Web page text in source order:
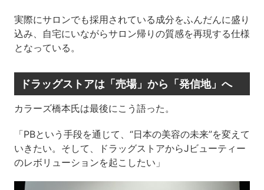
実際にサロンでも採用されている成分をふんだんに盛り
込み、自宅にいながらサロン帰りの質感を再現する仕様
となっている。
ドラッグストアは「売場」から「発信地」へ
カラーズ橋本氏は最後にこう語った。
「PBという手段を通じて、“日本の美容の未来”を変えて
いきたい。そして、ドラッグストアからJビューティー
のレボリューションを起こしたい」